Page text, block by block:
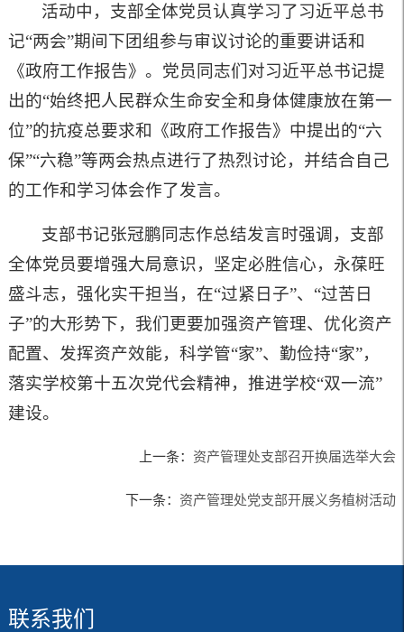
活动中，支部全体党员认真学习了习近平总书
记“两会”期间下团组参与审议讨论的重要讲话和
《政府工作报告》。党员同志们对习近平总书记提
出的“始终把人民群众生命安全和身体健康放在第一
位”的抗疫总要求和《政府工作报告》中提出的“六
保”“六稳”等两会热点进行了热烈讨论，并结合自己
的工作和学习体会作了发言。
支部书记张冠鹏同志作总结发言时强调，支部
全体党员要增强大局意识，坚定必胜信心，永葆旺
盛斗志，强化实干担当，在“过紧日子”、“过苦日
子”的大形势下，我们更要加强资产管理、优化资产
配置、发挥资产效能，科学管“家”、勤俭持“家”，
落实学校第十五次党代会精神，推进学校“双一流”
建设。
上一条： 资产管理处支部召开换届选举大会
下一条： 资产管理处党支部开展义务植树活动
联系我们